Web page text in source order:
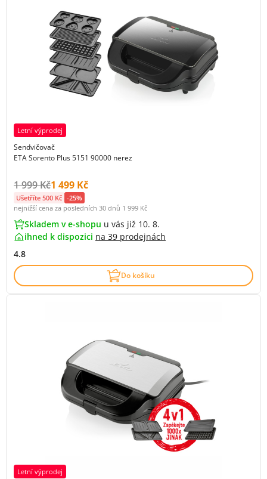
Letní výprodej
Sendvičovač
ETA Sorento Plus 5151 90000 nerez
Původní cena s DPH:
1 999 KčCena s DPH:
1 499 Kč
Ušetříte 500 Kč -25%
nejnižší cena za posledních 30 dnů 1 999 Kč
Skladem v e-shopu u vás již 10. 8.
ihned k dispozici na 39 prodejnách
4.8
Do košíku
Letní výprodej